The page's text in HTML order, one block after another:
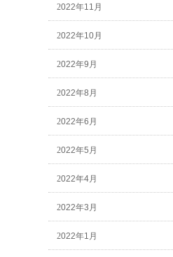
2022年11月
2022年10月
2022年9月
2022年8月
2022年6月
2022年5月
2022年4月
2022年3月
2022年1月